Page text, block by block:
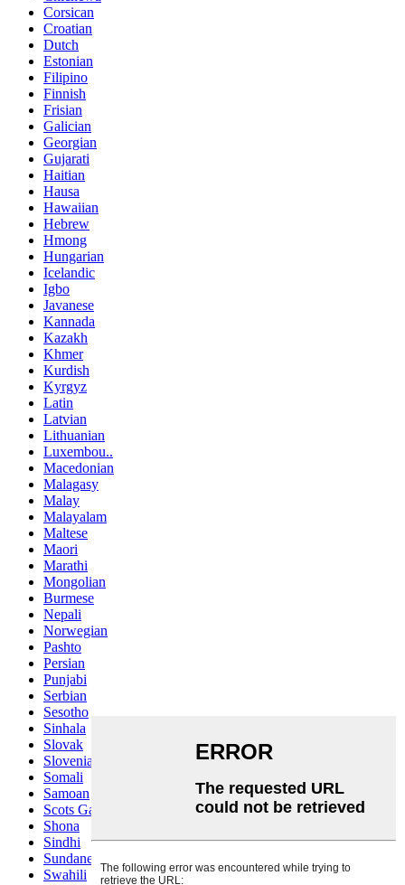
Corsican
Croatian
Dutch
Estonian
Filipino
Finnish
Frisian
Galician
Georgian
Gujarati
Haitian
Hausa
Hawaiian
Hebrew
Hmong
Hungarian
Icelandic
Igbo
Javanese
Kannada
Kazakh
Khmer
Kurdish
Kyrgyz
Latin
Latvian
Lithuanian
Luxembou..
Macedonian
Malagasy
Malay
Malayalam
Maltese
Maori
Marathi
Mongolian
Burmese
Nepali
Norwegian
Pashto
Persian
Punjabi
Serbian
Sesotho
Sinhala
Slovak
Slovenian
Somali
Samoan
Scots Gaelic
Shona
Sindhi
Sundanese
Swahili